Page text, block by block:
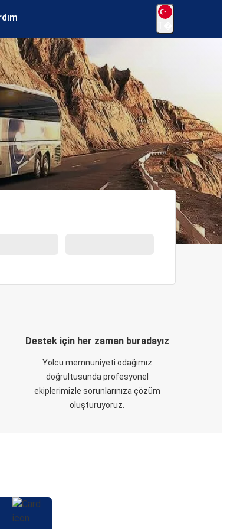
Destek için her zaman buradayız
Yolcu memnuniyeti odağımız
doğrultusunda profesyonel
ekiplerimizle sorunlarınıza çözüm
oluşturuyoruz.